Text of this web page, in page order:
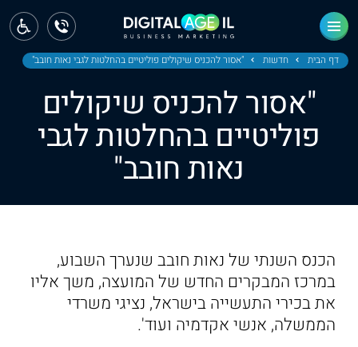
דף הבית חדשות "אסור להכניס שיקולים פוליטיים בהחלטות לגבי נאות חובב"
"אסור להכניס שיקולים
פוליטיים בהחלטות לגבי
נאות חובב"
הכנס השנתי של נאות חובב שנערך השבוע,
במרכז המבקרים החדש של המועצה, משך אליו
את בכירי התעשייה בישראל, נציגי משרדי
הממשלה, אנשי אקדמיה ועוד'.
ראשי
חדשות
מחוז צפון
מחוז חיפה
מחוז מרכז
מחוז דרום
תל אביב